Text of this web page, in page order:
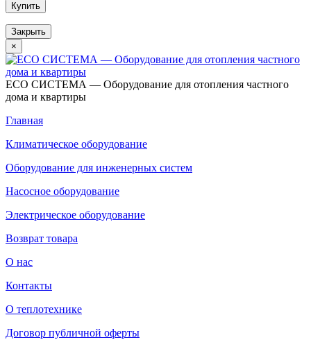
Купить
Закрыть
×
ECO СИСТЕМА — Оборудование для отопления частного
дома и квартиры
Главная
Климатическое оборудование
Оборудование для инженерных систем
Насосное оборудование
Электрическое оборудование
Возврат товара
О нас
Контакты
О теплотехнике
Договор публичной оферты